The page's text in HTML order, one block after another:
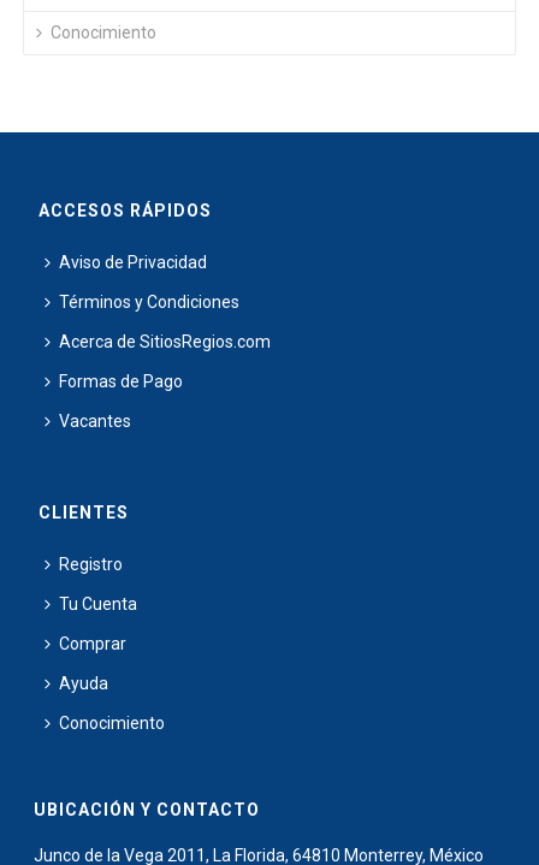
Conocimiento
ACCESOS RÁPIDOS
Aviso de Privacidad
Términos y Condiciones
Acerca de SitiosRegios.com
Formas de Pago
Vacantes
CLIENTES
Registro
Tu Cuenta
Comprar
Ayuda
Conocimiento
UBICACIÓN Y CONTACTO
Junco de la Vega 2011, La Florida, 64810 Monterrey, México